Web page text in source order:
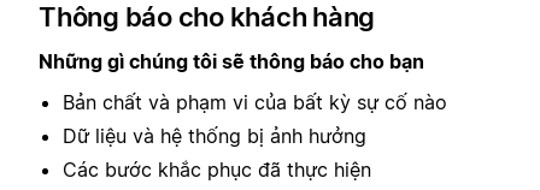
Thông báo cho khách hàng
Những gì chúng tôi sẽ thông báo cho bạn
Bản chất và phạm vi của bất kỳ sự cố nào
Dữ liệu và hệ thống bị ảnh hưởng
Các bước khắc phục đã thực hiện